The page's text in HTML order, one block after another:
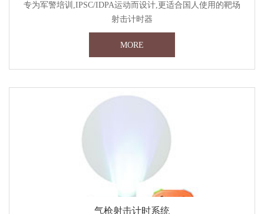
专为军警培训,IPSC/IDPA运动而设计,更适合国人使用的靶场
射击计时器
MORE
气枪射击计时系统